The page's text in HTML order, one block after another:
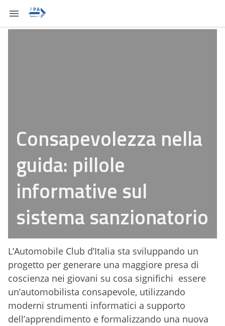
Consapevolezza nella
guida: pillole
informative sul
sistema sanzionatorio
L’Automobile Club d’Italia sta sviluppando un
progetto per generare una maggiore presa di
coscienza nei giovani su cosa significhi essere
un’automobilista consapevole, utilizzando
moderni strumenti informatici a supporto
dell’apprendimento e formalizzando una nuova